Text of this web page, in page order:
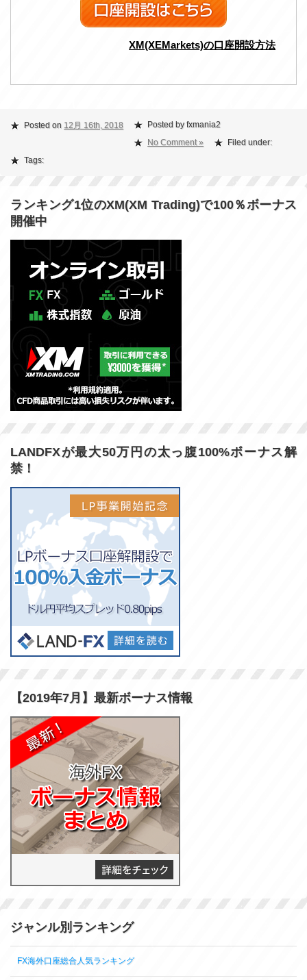
XM(XEMarkets)の口座開設方法
Posted on 12月 16th, 2018
Posted by fxmania2
No Comment »
Filed under:
Tags:
ランキング1位のXM(XM Trading)で100％ボーナス
開催中
LANDFXが最大50万円の太っ腹100%ボーナス解
禁！
【2019年7月】最新ボーナス情報
ジャンル別ランキング
FX海外口座総合人気ランキング